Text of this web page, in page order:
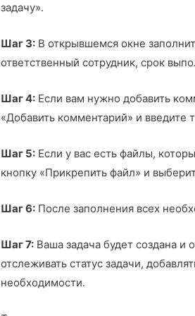
задачу».
Шаг 3: В открывшемся окне
ответственный сотрудник, срок
Шаг 4: Если вам нужно добавить
«Добавить комментарий» и введите
Шаг 5: Если у вас есть файлы,
кнопку «Прикрепить файл» и
Шаг 6: После заполнения всех
Шаг 7: Ваша задача будет создана
отслеживать статус задачи,
необходимости.